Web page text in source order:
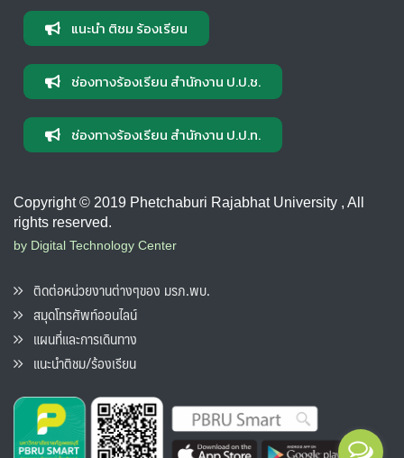
แนะนำ ติชม ร้องเรียน
ช่องทางร้องเรียน สำนักงาน ป.ป.ช.
ช่องทางร้องเรียน สำนักงาน ป.ป.ท.
Copyright © 2019 Phetchaburi Rajabhat University , All
rights reserved.
by Digital Technology Center
ติดต่อหน่วยงานต่างๆของ มรภ.พบ.
สมุดโทรศัพท์ออนไลน์
แผนที่และการเดินทาง
แนะนำติชม/ร้องเรียน